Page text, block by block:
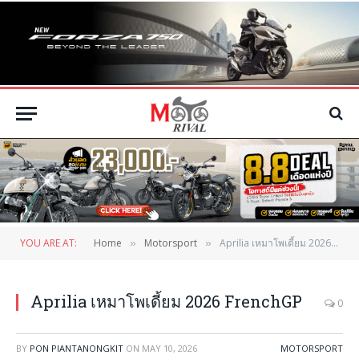
YOU ARE AT: Home » Motorsport » Aprilia เหมาโพเดี้ยม 2026 FrenchGP
Aprilia เหมาโพเดี้ยม 2026 FrenchGP 0
BY PON PIANTANONGKIT ON MAY 10, 2026 MOTORSPORT